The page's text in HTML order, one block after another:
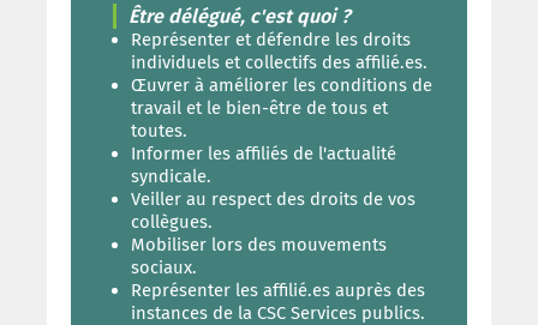
Être délégué, c'est quoi ?
Représenter et défendre les droits
individuels et collectifs des affilié.es.
Œuvrer à améliorer les conditions de
travail et le bien-être de tous et
toutes.
Informer les affiliés de l'actualité
syndicale.
Veiller au respect des droits de vos
collègues.
Mobiliser lors des mouvements
sociaux.
Représenter les affilié.es auprès des
instances de la CSC Services publics.